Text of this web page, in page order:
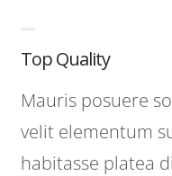
Top Quality
Mauris posuere
velit elementum
habitasse platea